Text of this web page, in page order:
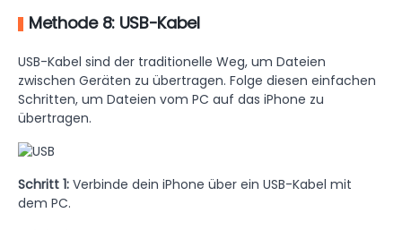
Methode 8: USB-Kabel
USB-Kabel sind der traditionelle Weg, um Dateien
zwischen Geräten zu übertragen. Folge diesen einfachen
Schritten, um Dateien vom PC auf das iPhone zu
übertragen.
Schritt 1: Verbinde dein iPhone über ein USB-Kabel mit
dem PC.